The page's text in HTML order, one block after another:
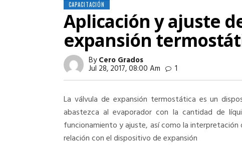
CAPACITACIÓN
Aplicación y ajuste
expansión
ByCero Grados
Jul 28, 2017, 08:00 Am 1
La válvula de expansión termostática es un
abastezca al evaporador con la cantidad de
funcionamiento y ajuste, así como la
relación con el dispositivo de expansión